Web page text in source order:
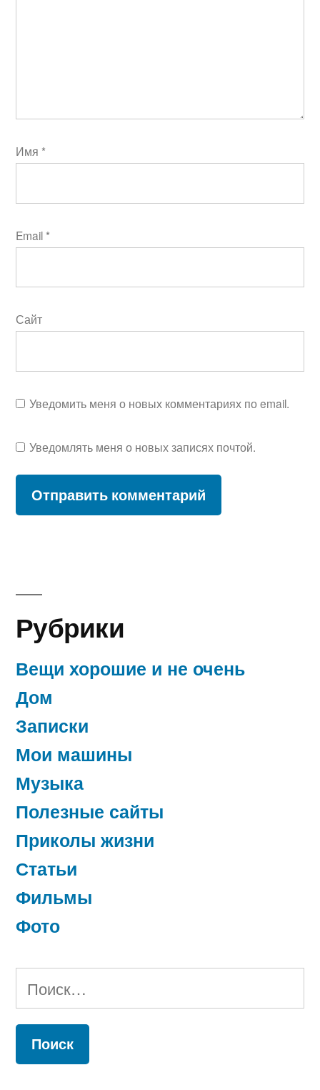
Имя *
Email *
Сайт
Уведомить меня о новых комментариях по email.
Уведомлять меня о новых записях почтой.
Рубрики
Вещи хорошие и не очень
Дом
Записки
Мои машины
Музыка
Полезные сайты
Приколы жизни
Статьи
Фильмы
Фото
Найти: